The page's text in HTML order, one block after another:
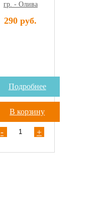
гр. - Олива
290 руб.
Подробнее
В корзину
- +